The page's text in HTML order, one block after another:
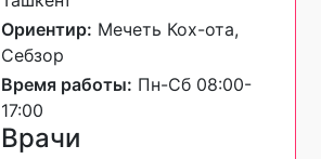
Ориентир: Мечеть Кох-ота,
Себзор
Время работы: Пн-Сб 08:00-
17:00
Врачи